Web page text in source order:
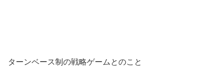
ターンベース制の戦略ゲームとのこと